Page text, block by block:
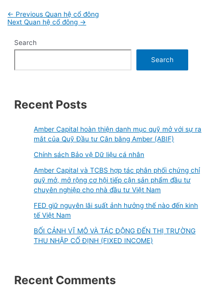
Post
navigation
← Previous Quan hệ cổ đông
Next Quan hệ cổ đông →
Search
Search
Recent Posts
Amber Capital hoàn thiện danh mục quỹ mở với sự ra
mắt của Quỹ Đầu tư Cân bằng Amber (ABIF)
Chính sách Bảo vệ Dữ liệu cá nhân
Amber Capital và TCBS hợp tác phân phối chứng chỉ
quỹ mở, mở rộng cơ hội tiếp cận sản phẩm đầu tư
chuyên nghiệp cho nhà đầu tư Việt Nam
FED giữ nguyên lãi suất ảnh hưởng thế nào đến kinh
tế Việt Nam
BỐI CẢNH VĨ MÔ VÀ TÁC ĐỘNG ĐẾN THỊ TRƯỜNG
THU NHẬP CỐ ĐỊNH (FIXED INCOME)
Recent Comments